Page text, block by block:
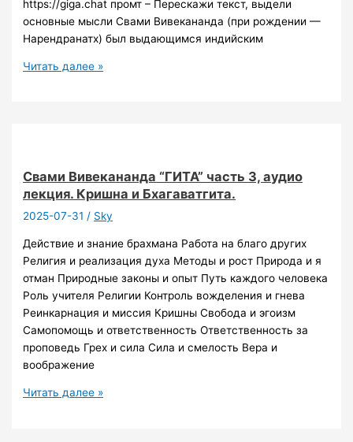
https://giga.chat промт – Перескажи текст, выдели
основные мысли Свами Вивекананда (при рождении —
Нарендранатх) был выдающимся индийским
Свами
каковы
мы
сами;
то,
что
у
нас
внутри,
мы
видим
вне
нас.
Читать далее »
Свами Вивекананда “ГИТА” часть 3, аудио
лекция. Кришна и Бхагаватгита.
2025-07-31 / Sky
Действие и знание брахмана Работа на благо других
Религия и реализация духа Методы и рост Природа и я
отман Природные законы и опыт Путь каждого человека
Роль учителя Религии Контроль вожделения и гнева
Реинкарнация и миссия Кришны Свобода и эгоизм
Самопомощь и ответственность Ответственность за
проповедь Грех и сила Сила и смелость Вера и
воображение
Свами
Читать далее »